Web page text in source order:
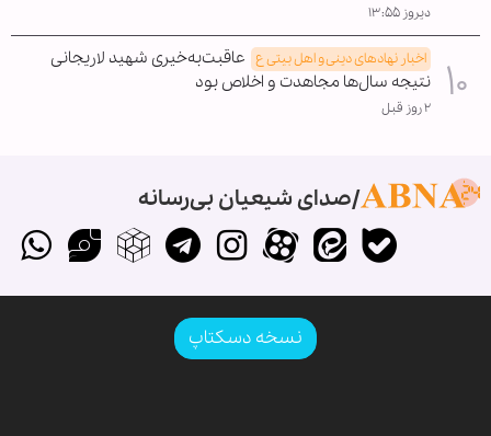
دیروز ۱۳:۵۵
اخبار نهادهای دینی و اهل بیتی ع عاقبت‌به‌خیری شهید لاریجانی
نتیجه سال‌ها مجاهدت و اخلاص بود
۲ روز قبل
صدای شیعیان بی‌رسانه
نسخه دسکتاپ